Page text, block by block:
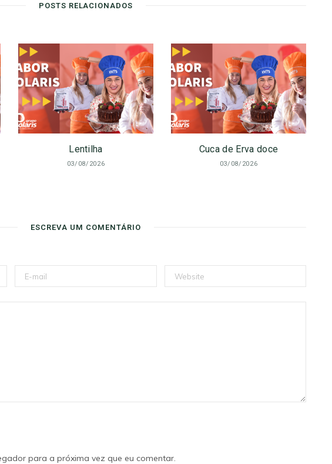
e
POSTS RELACIONADOS
Lentilha
03/08/2026
Cuca de Erva doce
03/08/2026
ESCREVA UM COMENTÁRIO
para a próxima vez que eu comentar.